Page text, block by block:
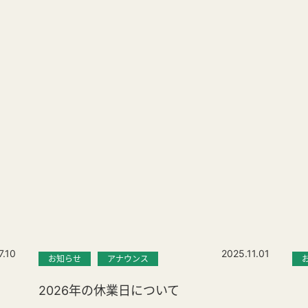
お知らせ アナウンス 2025.11.01
2026年の休業日について